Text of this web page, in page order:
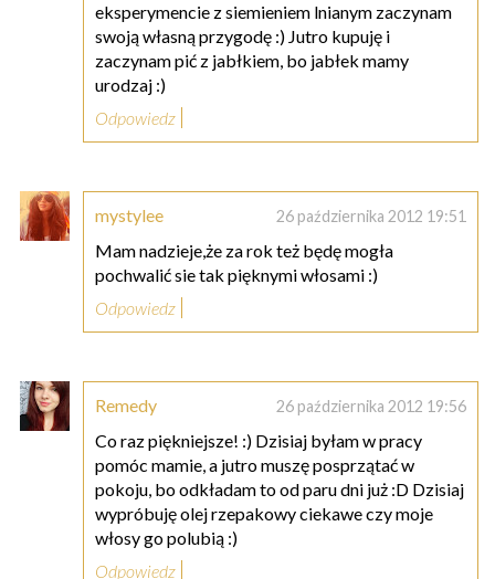
eksperymencie z siemieniem lnianym zaczynam
swoją własną przygodę :) Jutro kupuję i
zaczynam pić z jabłkiem, bo jabłek mamy
urodzaj :)
Odpowiedz
mystylee 26 października 2012 19:51
Mam nadzieje,że za rok też będę mogła
pochwalić sie tak pięknymi włosami :)
Odpowiedz
Remedy 26 października 2012 19:56
Co raz piękniejsze! :) Dzisiaj byłam w pracy
pomóc mamie, a jutro muszę posprzątać w
pokoju, bo odkładam to od paru dni już :D Dzisiaj
wypróbuję olej rzepakowy ciekawe czy moje
włosy go polubią :)
Odpowiedz